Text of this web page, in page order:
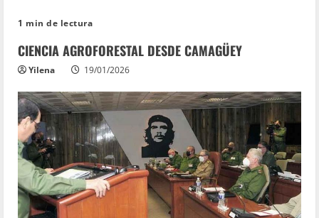
1 min de lectura
CIENCIA AGROFORESTAL DESDE CAMAGÜEY
Yilena 19/01/2026